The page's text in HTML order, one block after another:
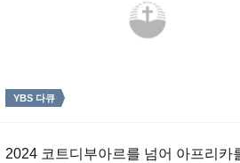
YBS 다큐
2024 코트디부아르를 넘어 아프리카
주일4부 주일밤예배
[상반기 연합 결산 감사예배] 일한 대
주일4부 주일밤예배
예수 그리스도와 함께한 후사